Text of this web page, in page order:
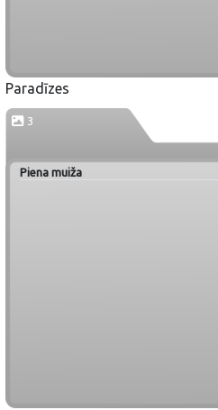
Paradīzes
3
Piena muiža